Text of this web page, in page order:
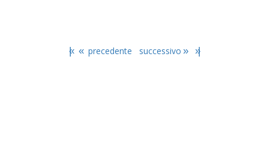
|« « precedente successivo » »|